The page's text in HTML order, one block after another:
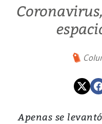
Apenas se